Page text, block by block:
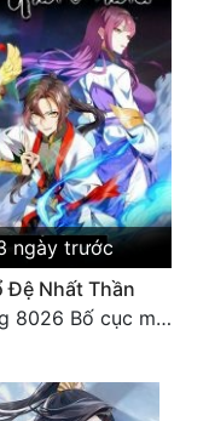
ngày trước
Đệ Nhất Thần
Chương 8026 Bố cục mới